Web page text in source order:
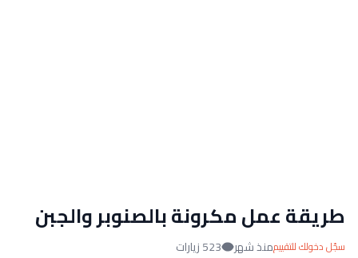
طريقة عمل مكرونة بالصنوبر والجبن
سجّل دخولك للتقييممنذ شهر 523 زيارات